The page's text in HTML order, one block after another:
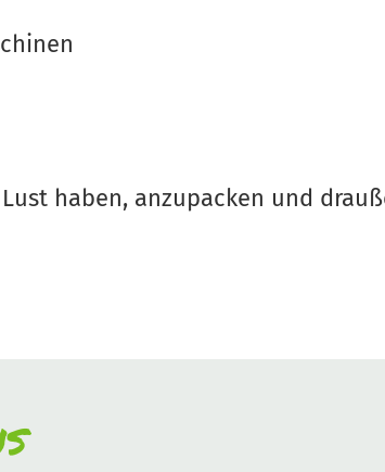
haben, anzupacken und